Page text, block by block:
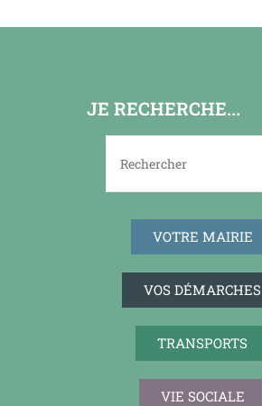
JE RECHERCHE...
VOTRE MAIRIE
VOS DÉMARCHES
TRANSPORTS
VIE SOCIALE